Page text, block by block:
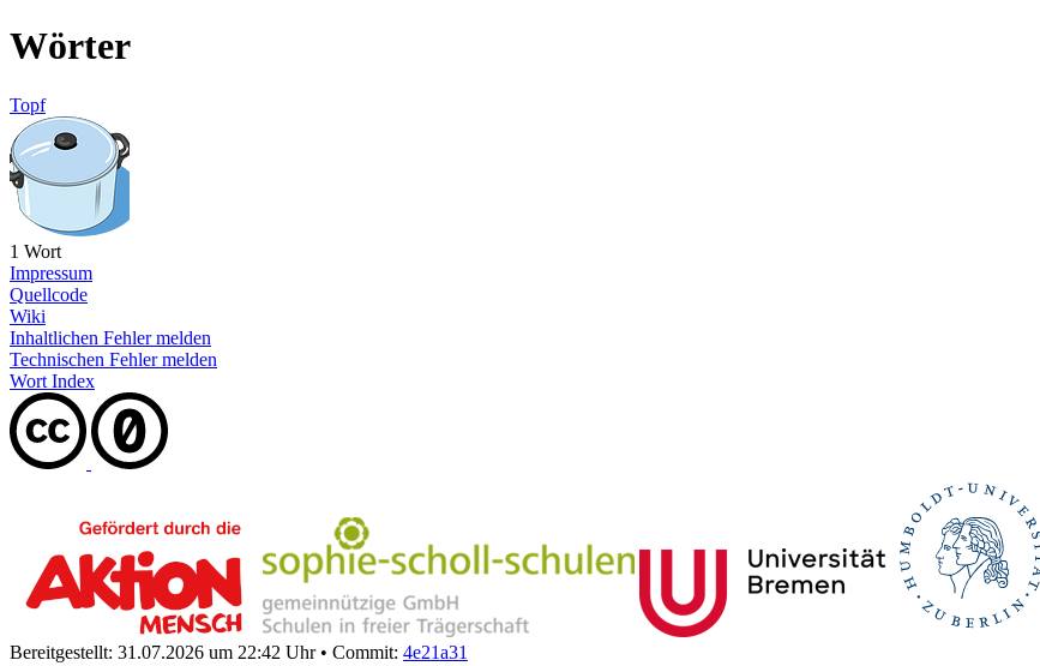
Wörter
Topf
1 Wort
Impressum
Quellcode
Wiki
Inhaltlichen Fehler melden
Technischen Fehler melden
Wort Index
Bereitgestellt: 31.07.2026 um 22:42 Uhr • Commit: 4e21a31